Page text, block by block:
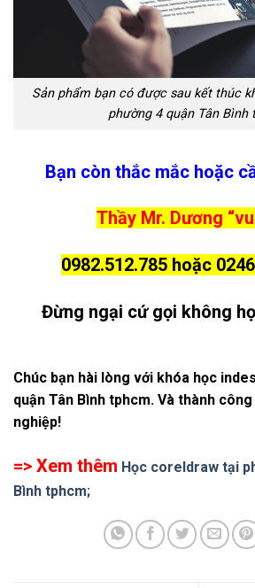
Sản phẩm bạn có được sau kết thúc
phường 4 quận Tân Bình
Bạn còn thắc mắc hoặc
Thầy Mr. Dương
0982.512.785 hoặc
Đừng ngại cứ gọi không
Chúc bạn hài lòng với khóa học
quận Tân Bình tphcm. Và thành
nghiệp!
=> Xem thêm Học coreldraw tại
Bình tphcm;